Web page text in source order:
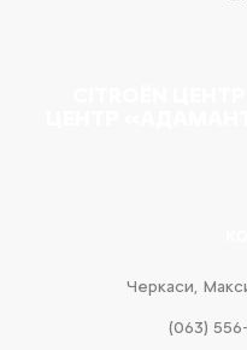
Черкаси,
(063)